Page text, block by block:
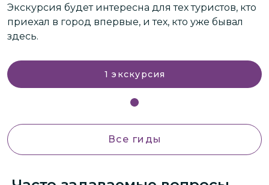
Экскурсия будет интересна для тех туристов, кто
приехал в город впервые, и тех, кто уже бывал
здесь.
1 экскурсия
Все гиды